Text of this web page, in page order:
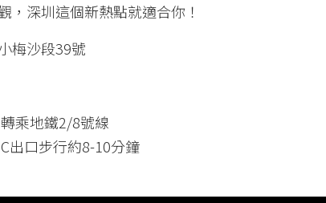
，深圳這個新熱點就適合你！
梅沙段39號
乘地鐵2/8號線
出口步行約8-10分鐘